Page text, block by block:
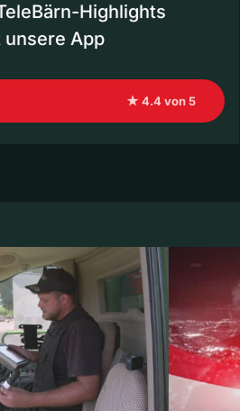
Highlights
App
★ 4.4 von 5